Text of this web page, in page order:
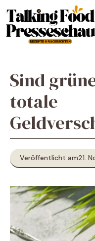
Inhalt
springen
Sind
totale
Veröffentlicht am21.